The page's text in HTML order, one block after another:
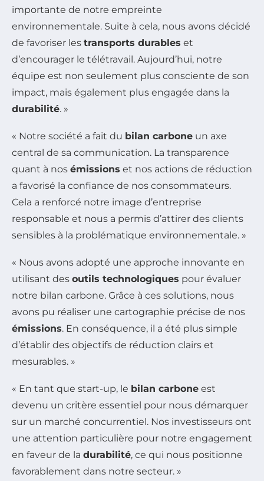
importante de notre empreinte
environnementale. Suite à cela, nous avons décidé
de favoriser les transports durables et
d’encourager le télétravail. Aujourd’hui, notre
équipe est non seulement plus consciente de son
impact, mais également plus engagée dans la
durabilité. »
« Notre société a fait du bilan carbone un axe
central de sa communication. La transparence
quant à nos émissions et nos actions de réduction
a favorisé la confiance de nos consommateurs.
Cela a renforcé notre image d’entreprise
responsable et nous a permis d’attirer des clients
sensibles à la problématique environnementale. »
« Nous avons adopté une approche innovante en
utilisant des outils technologiques pour évaluer
notre bilan carbone. Grâce à ces solutions, nous
avons pu réaliser une cartographie précise de nos
émissions. En conséquence, il a été plus simple
d’établir des objectifs de réduction clairs et
mesurables. »
« En tant que start-up, le bilan carbone est
devenu un critère essentiel pour nous démarquer
sur un marché concurrentiel. Nos investisseurs ont
une attention particulière pour notre engagement
en faveur de la durabilité, ce qui nous positionne
favorablement dans notre secteur. »